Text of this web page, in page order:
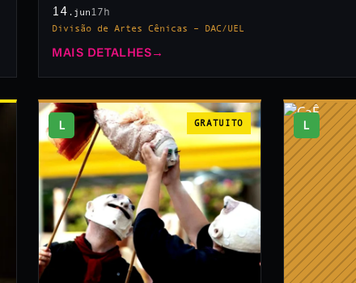
14 .jun 17h
Divisão de Artes Cênicas – DAC/UEL
MAIS DETALHES →
L GRATUITO L